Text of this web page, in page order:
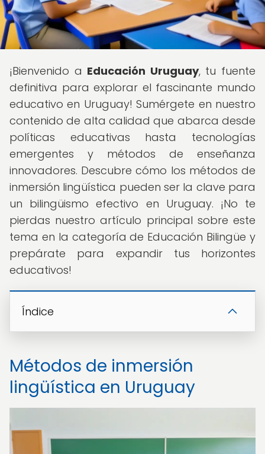
¡Bienvenido a Educación Uruguay, tu fuente
definitiva para explorar el fascinante mundo
educativo en Uruguay! Sumérgete en nuestro
contenido de alta calidad que abarca desde
políticas educativas hasta tecnologías
emergentes y métodos de enseñanza
innovadores. Descubre cómo los métodos de
inmersión lingüística pueden ser la clave para
un bilingüismo efectivo en Uruguay. ¡No te
pierdas nuestro artículo principal sobre este
tema en la categoría de Educación Bilingüe y
prepárate para expandir tus horizontes
educativos!
Índice
Métodos de inmersión
lingüística en Uruguay